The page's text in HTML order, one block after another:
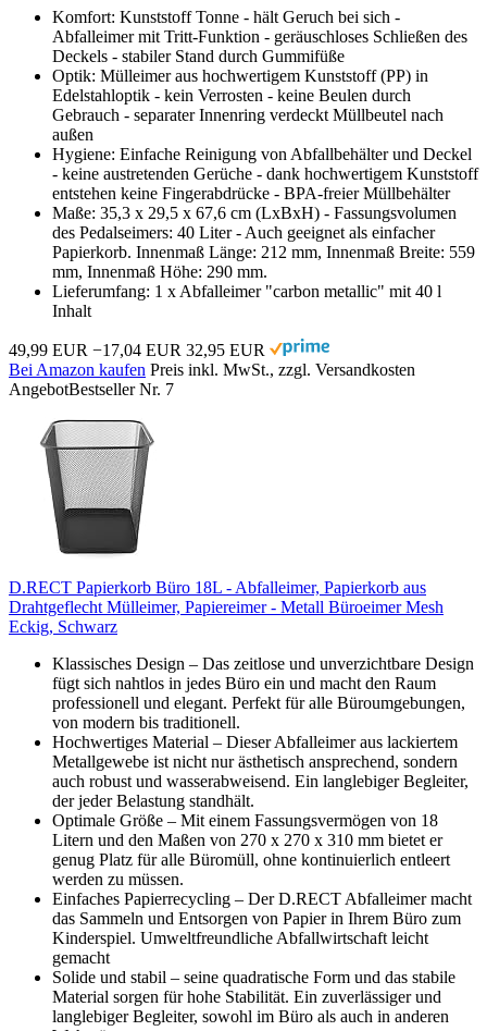
Komfort: Kunststoff Tonne - hält Geruch bei sich -
Abfalleimer mit Tritt-Funktion - geräuschloses Schließen des
Deckels - stabiler Stand durch Gummifüße
Optik: Mülleimer aus hochwertigem Kunststoff (PP) in
Edelstahloptik - kein Verrosten - keine Beulen durch
Gebrauch - separater Innenring verdeckt Müllbeutel nach
außen
Hygiene: Einfache Reinigung von Abfallbehälter und Deckel
- keine austretenden Gerüche - dank hochwertigem Kunststoff
entstehen keine Fingerabdrücke - BPA-freier Müllbehälter
Maße: 35,3 x 29,5 x 67,6 cm (LxBxH) - Fassungsvolumen
des Pedalseimers: 40 Liter - Auch geeignet als einfacher
Papierkorb. Innenmaß Länge: 212 mm, Innenmaß Breite: 559
mm, Innenmaß Höhe: 290 mm.
Lieferumfang: 1 x Abfalleimer "carbon metallic" mit 40 l
Inhalt
49,99 EUR −17,04 EUR 32,95 EUR
Bei Amazon kaufen Preis inkl. MwSt., zzgl. Versandkosten
AngebotBestseller Nr. 7
D.RECT Papierkorb Büro 18L - Abfalleimer, Papierkorb aus
Drahtgeflecht Mülleimer, Papiereimer - Metall Büroeimer Mesh
Eckig, Schwarz
Klassisches Design – Das zeitlose und unverzichtbare Design
fügt sich nahtlos in jedes Büro ein und macht den Raum
professionell und elegant. Perfekt für alle Büroumgebungen,
von modern bis traditionell.
Hochwertiges Material – Dieser Abfalleimer aus lackiertem
Metallgewebe ist nicht nur ästhetisch ansprechend, sondern
auch robust und wasserabweisend. Ein langlebiger Begleiter,
der jeder Belastung standhält.
Optimale Größe – Mit einem Fassungsvermögen von 18
Litern und den Maßen von 270 x 270 x 310 mm bietet er
genug Platz für alle Büromüll, ohne kontinuierlich entleert
werden zu müssen.
Einfaches Papierrecycling – Der D.RECT Abfalleimer macht
das Sammeln und Entsorgen von Papier in Ihrem Büro zum
Kinderspiel. Umweltfreundliche Abfallwirtschaft leicht
gemacht
Solide und stabil – seine quadratische Form und das stabile
Material sorgen für hohe Stabilität. Ein zuverlässiger und
langlebiger Begleiter, sowohl im Büro als auch in anderen